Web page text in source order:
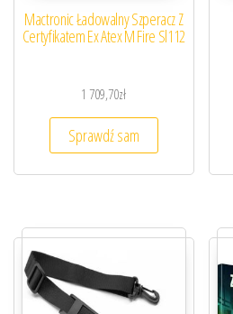
Mactronic Ładowalny Szperacz Z
Certyfikatem Ex Atex M Fire Sl112
1 709,70zł
Sprawdź sam